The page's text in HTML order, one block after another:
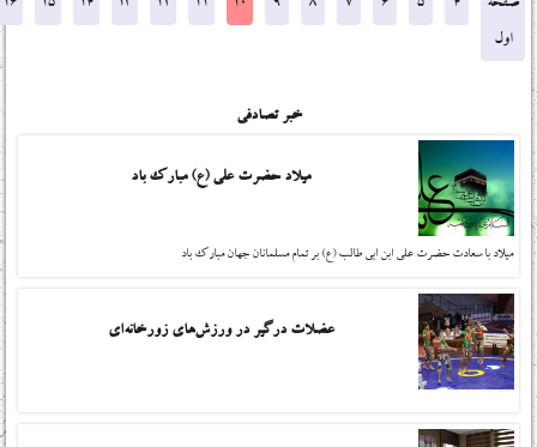
صفحه
اول
4
5
6
7
8
9
10
11
12
13
14
15
16
خبر تصادفی
میلاد حضرت علی (ع) مبارک باد
میلاد با سعادت حضرت علی ابن ابی طالب (ع) بر تمام مسلمانان جهان مبارک باد
عضلات درگیر در ورزش‌های زورخانه‌ای